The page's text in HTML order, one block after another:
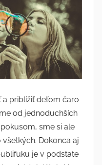
priblížiť deťom čaro
od jednoduchších
sme si ale
Dokonca aj
je v podstate